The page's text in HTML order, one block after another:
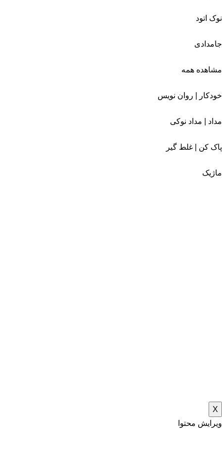
نوک اتود
جامدادی
مشاهده همه
خودکار | روان نویس
مداد | مداد نوکی
پاک کن | غلط گیر
ماژیک
X
ویرایش محتوا